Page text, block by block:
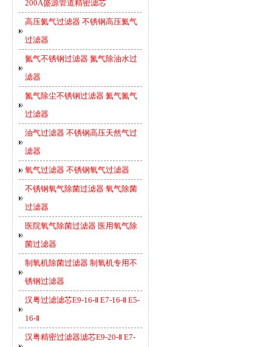
200A盛源管道精密滤芯
高压氦气过滤器 不锈钢高压氦气
过滤器
氮气不锈钢过滤器 氮气除油水过
滤器
氮气除尘不锈钢过滤器 氦气氮气
过滤器
油气过滤器 不锈钢高压天然气过
滤器
氧气过滤器 不锈钢氧气过滤器
不锈钢氧气除菌过滤器 氧气除菌
过滤器
医院氧气除菌过滤器 医用氧气除
菌过滤器
制氧机除菌过滤器 制氧机专用不
锈钢过滤器
汉粤过滤滤芯E9-16-Ⅱ E7-16-Ⅱ E5-
16-Ⅱ
汉粤精密过滤器滤芯E9-20-Ⅱ E7-